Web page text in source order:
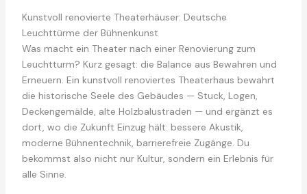
Kunstvoll renovierte Theaterhäuser: Deutsche
Leuchttürme der Bühnenkunst
Was macht ein Theater nach einer Renovierung zum
Leuchtturm? Kurz gesagt: die Balance aus Bewahren und
Erneuern. Ein kunstvoll renoviertes Theaterhaus bewahrt
die historische Seele des Gebäudes — Stuck, Logen,
Deckengemälde, alte Holzbalustraden — und ergänzt es
dort, wo die Zukunft Einzug hält: bessere Akustik,
moderne Bühnentechnik, barrierefreie Zugänge. Du
bekommst also nicht nur Kultur, sondern ein Erlebnis für
alle Sinne.